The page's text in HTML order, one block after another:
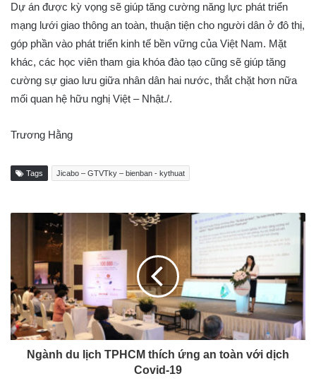
Dự án được kỳ vọng sẽ giúp tăng cường năng lực phát triển
mạng lưới giao thông an toàn, thuận tiện cho người dân ở đô thị,
góp phần vào phát triển kinh tế bền vững của Việt Nam. Mặt
khác, các học viên tham gia khóa đào tạo cũng sẽ giúp tăng
cường sự giao lưu giữa nhân dân hai nước, thắt chặt hơn nữa
mối quan hệ hữu nghị Việt – Nhật./.
Trương Hằng
Tags Jicabo – GTVTky – bienban - kythuat
Ngành du lịch TPHCM thích ứng an toàn với dịch
Covid-19